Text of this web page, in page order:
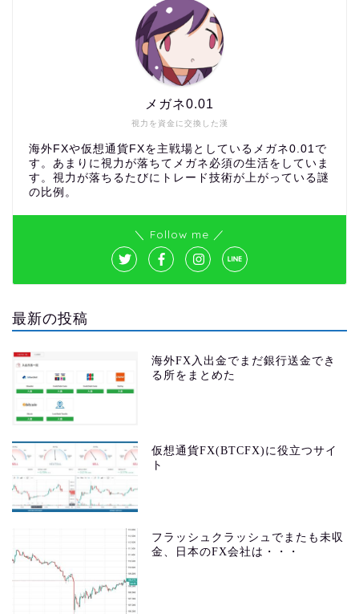
視力を資金に交換した漢
メガネ0.01
海外FXや仮想通貨FXを主戦場としているメガネ0.01で
す。あまりに視力が落ちてメガネ必須の生活をしていま
す。視力が落ちるたびにトレード技術が上がっている謎
の比例。
＼ Follow me ／
最新の投稿
海外FX入出金でまだ銀行送金でき
る所をまとめた
仮想通貨FX(BTCFX)に役立つサイ
ト
フラッシュクラッシュでまたも未収
金、日本のFX会社は・・・